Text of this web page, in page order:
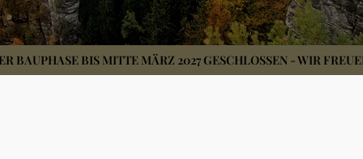
BAUPHASE BIS MITTE MÄRZ 2027 GESCHLOSSEN - WIR